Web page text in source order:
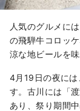
人気のグルメに
の飛騨牛コロッ
涼な地ビールを
4月19日の夜には
す。古川には「
あり、祭り期間